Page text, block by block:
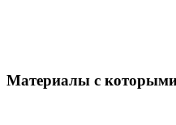
Материалы с